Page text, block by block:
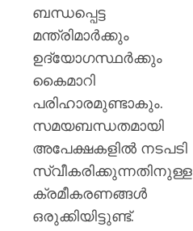
ബന്ധപ്പെട്ട
മന്ത്രിമാർക്കും
ഉദ്യോഗസ്ഥർക്കും
കൈമാറി
പരിഹാരമുണ്ടാകും.
സമയബന്ധതമായി
അപേക്ഷകളിൽ നടപടി
സ്വീകരിക്കുന്നതിനുള്ള
ക്രമീകരണങ്ങൾ
ഒരുക്കിയിട്ടുണ്ട്.